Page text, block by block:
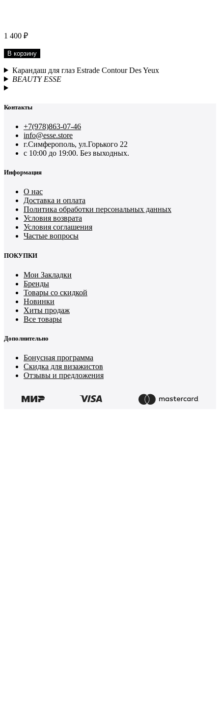
1 400 ₽
В корзину
Карандаш для глаз Estrade Contour Des Yeux
BEAUTY ESSE
Контакты
+7(978)863-07-46
info@esse.store
г.Симферополь, ул.Горького 22
с 10:00 до 19:00. Без выходных.
Информация
О нас
Доставка и оплата
Политика обработки персональных данных
Условия возврата
Условия соглашения
Частые вопросы
ПОКУПКИ
Мои Закладки
Бренды
Товары со скидкой
Новинки
Хиты продаж
Все товары
Дополнительно
Бонусная программа
Скидка для визажистов
Отзывы и предложения